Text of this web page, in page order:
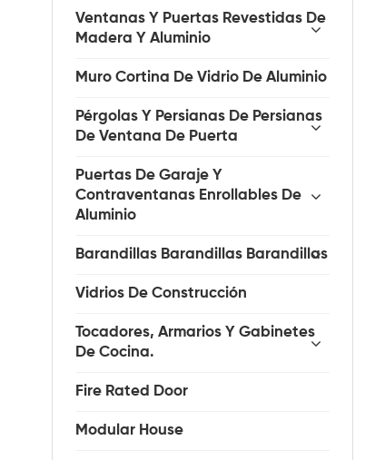
Ventanas Y Puertas Revestidas De
Madera Y Aluminio
Muro Cortina De Vidrio De Aluminio
Pérgolas Y Persianas De Persianas
De Ventana De Puerta
Puertas De Garaje Y
Contraventanas Enrollables De
Aluminio
Barandillas Barandillas Barandillas
Vidrios De Construcción
Tocadores, Armarios Y Gabinetes
De Cocina.
Fire Rated Door
Modular House